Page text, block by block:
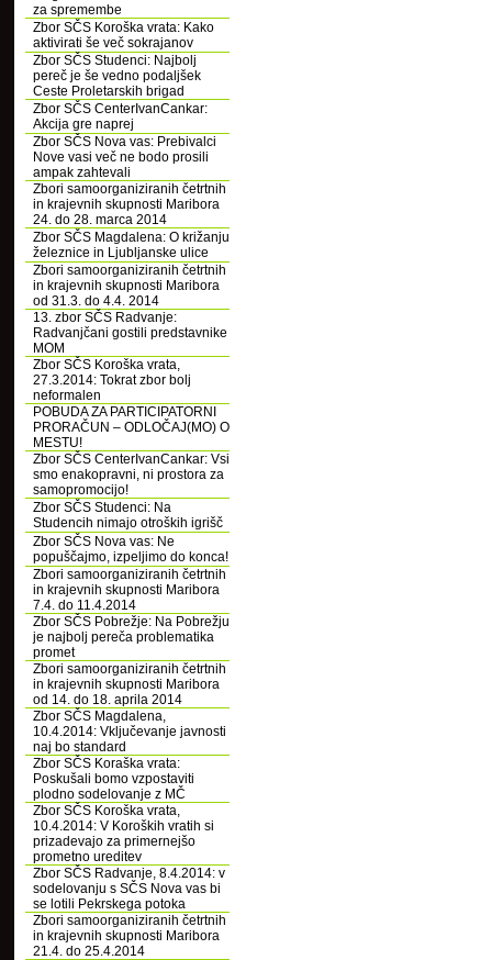
za spremembe
Zbor SČS Koroška vrata: Kako
aktivirati še več sokrajanov
Zbor SČS Studenci: Najbolj
pereč je še vedno podaljšek
Ceste Proletarskih brigad
Zbor SČS CenterIvanCankar:
Akcija gre naprej
Zbor SČS Nova vas: Prebivalci
Nove vasi več ne bodo prosili
ampak zahtevali
Zbori samoorganiziranih četrtnih
in krajevnih skupnosti Maribora
24. do 28. marca 2014
Zbor SČS Magdalena: O križanju
železnice in Ljubljanske ulice
Zbori samoorganiziranih četrtnih
in krajevnih skupnosti Maribora
od 31.3. do 4.4. 2014
13. zbor SČS Radvanje:
Radvanjčani gostili predstavnike
MOM
Zbor SČS Koroška vrata,
27.3.2014: Tokrat zbor bolj
neformalen
POBUDA ZA PARTICIPATORNI
PRORAČUN – ODLOČAJ(MO) O
MESTU!
Zbor SČS CenterIvanCankar: Vsi
smo enakopravni, ni prostora za
samopromocijo!
Zbor SČS Studenci: Na
Studencih nimajo otroških igrišč
Zbor SČS Nova vas: Ne
popuščajmo, izpeljimo do konca!
Zbori samoorganiziranih četrtnih
in krajevnih skupnosti Maribora
7.4. do 11.4.2014
Zbor SČS Pobrežje: Na Pobrežju
je najbolj pereča problematika
promet
Zbori samoorganiziranih četrtnih
in krajevnih skupnosti Maribora
od 14. do 18. aprila 2014
Zbor SČS Magdalena,
10.4.2014: Vključevanje javnosti
naj bo standard
Zbor SČS Koraška vrata:
Poskušali bomo vzpostaviti
plodno sodelovanje z MČ
Zbor SČS Koroška vrata,
10.4.2014: V Koroških vratih si
prizadevajo za primernejšo
prometno ureditev
Zbor SČS Radvanje, 8.4.2014: v
sodelovanju s SČS Nova vas bi
se lotili Pekrskega potoka
Zbori samoorganiziranih četrtnih
in krajevnih skupnosti Maribora
21.4. do 25.4.2014